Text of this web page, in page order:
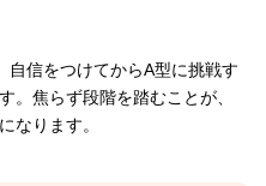
自信をつけてからA型に挑戦す
。焦らず段階を踏むことが、
なります。